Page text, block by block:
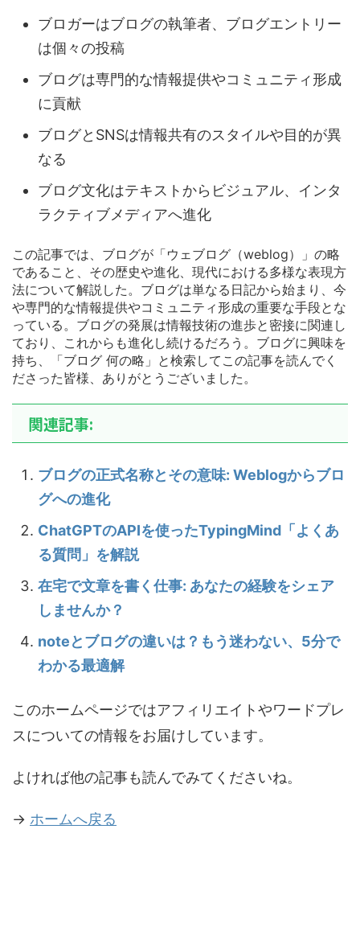
ブロガーはブログの執筆者、ブログエントリー
は個々の投稿
ブログは専門的な情報提供やコミュニティ形成
に貢献
ブログとSNSは情報共有のスタイルや目的が異
なる
ブログ文化はテキストからビジュアル、インタ
ラクティブメディアへ進化
この記事では、ブログが「ウェブログ（weblog）」の略
であること、その歴史や進化、現代における多様な表現方
法について解説した。ブログは単なる日記から始まり、今
や専門的な情報提供やコミュニティ形成の重要な手段とな
っている。ブログの発展は情報技術の進歩と密接に関連し
ており、これからも進化し続けるだろう。ブログに興味を
持ち、「ブログ 何の略」と検索してこの記事を読んでく
ださった皆様、ありがとうございました。
関連記事:
ブログの正式名称とその意味: Weblogからブロ
グへの進化
ChatGPTのAPIを使ったTypingMind「よくあ
る質問」を解説
在宅で文章を書く仕事: あなたの経験をシェア
しませんか？
noteとブログの違いは？もう迷わない、5分で
わかる最適解
このホームページではアフィリエイトやワードプレ
スについての情報をお届けしています。
よければ他の記事も読んでみてくださいね。
→ ホームへ戻る